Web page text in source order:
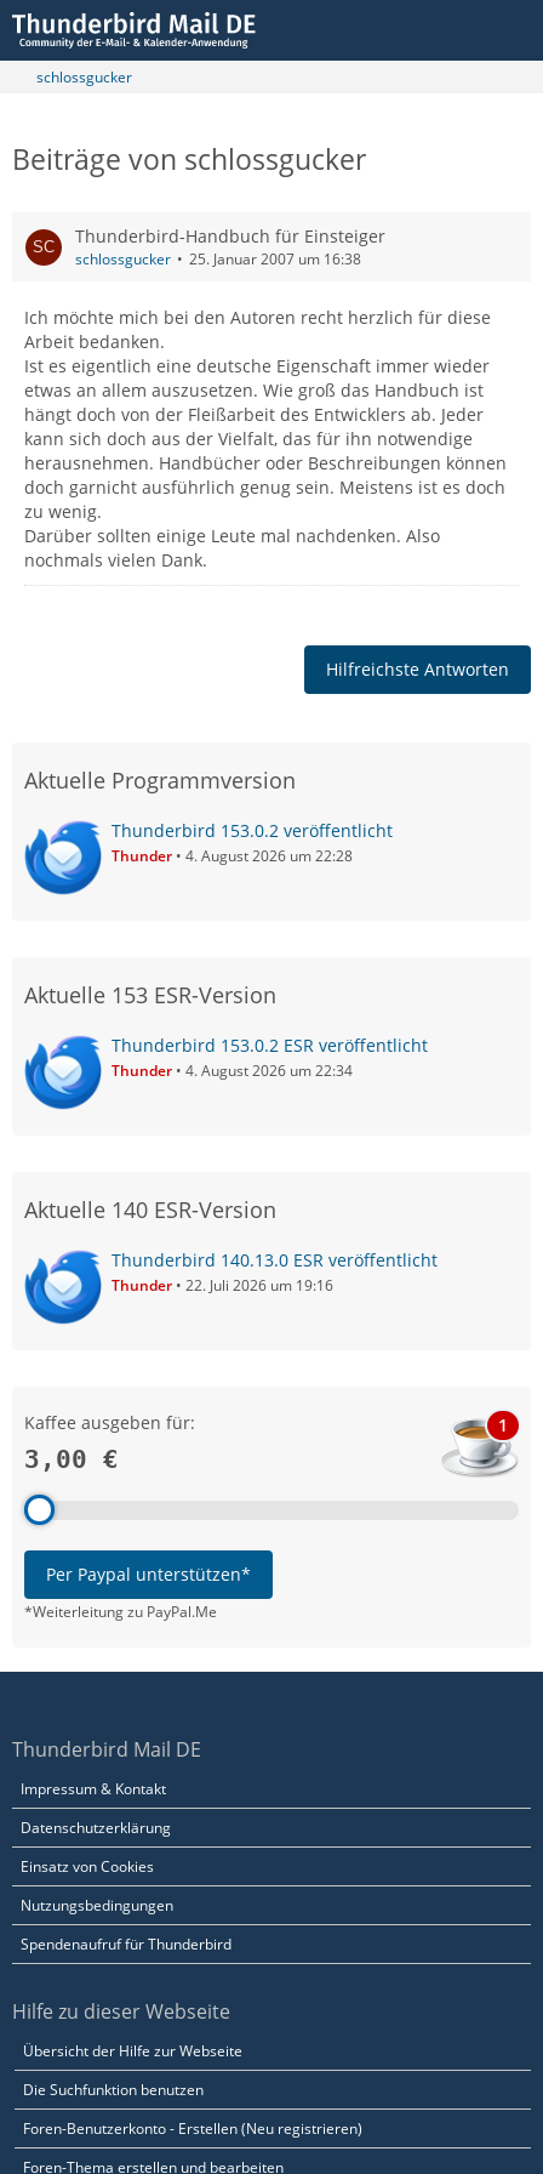
schlossgucker
Beiträge von schlossgucker
Thunderbird-Handbuch für Einsteiger
schlossgucker 25. Januar 2007 um 16:38
Ich möchte mich bei den Autoren recht herzlich für diese
Arbeit bedanken.
Ist es eigentlich eine deutsche Eigenschaft immer wieder
etwas an allem auszusetzen. Wie groß das Handbuch ist
hängt doch von der Fleißarbeit des Entwicklers ab. Jeder
kann sich doch aus der Vielfalt, das für ihn notwendige
herausnehmen. Handbücher oder Beschreibungen können
doch garnicht ausführlich genug sein. Meistens ist es doch
zu wenig.
Darüber sollten einige Leute mal nachdenken. Also
nochmals vielen Dank.
Hilfreichste Antworten
Aktuelle Programmversion
Thunderbird 153.0.2 veröffentlicht
Thunder 4. August 2026 um 22:28
Aktuelle 153 ESR-Version
Thunderbird 153.0.2 ESR veröffentlicht
Thunder 4. August 2026 um 22:34
Aktuelle 140 ESR-Version
Thunderbird 140.13.0 ESR veröffentlicht
Thunder 22. Juli 2026 um 19:16
Kaffee ausgeben für:
3,00 €
1
Per Paypal unterstützen*
*Weiterleitung zu PayPal.Me
Thunderbird Mail DE
Impressum & Kontakt
Datenschutzerklärung
Einsatz von Cookies
Nutzungsbedingungen
Spendenaufruf für Thunderbird
Hilfe zu dieser Webseite
Übersicht der Hilfe zur Webseite
Die Suchfunktion benutzen
Foren-Benutzerkonto - Erstellen (Neu registrieren)
Foren-Thema erstellen und bearbeiten